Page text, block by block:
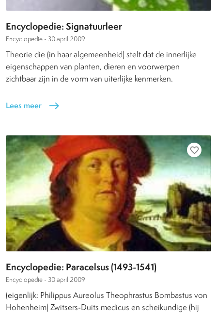
Encyclopedie: Signatuurleer
Encyclopedie - 30 april 2009
Theorie die (in haar algemeenheid) stelt dat de innerlijke
eigenschappen van planten, dieren en voorwerpen
zichtbaar zijn in de vorm van uiterlijke kenmerken.
Lees meer east
favorite_border
Encyclopedie: Paracelsus (1493-1541)
Encyclopedie - 30 april 2009
(eigenlijk: Philippus Aureolus Theophrastus Bombastus von
Hohenheim) Zwitsers-Duits medicus en scheikundige (hij